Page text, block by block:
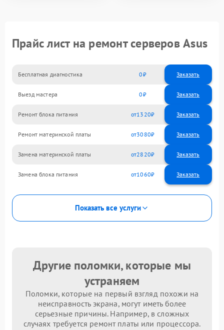
Прайс лист на ремонт серверов Asus
Бесплатная диагностика 0 Заказать
Выезд мастера 0 Заказать
Ремонт блока питания 1320
Ремонт материнской платы 3080
Замена материнской платы 2820
Замена блока питания 1060
Показать все услуги
Другие поломки, которые мы
устраняем
Поломки, которые на первый взгляд похожи на
неисправность экрана, могут иметь более
серьезные причины. Например, в сложных
случаях требуется ремонт платы или процессора.